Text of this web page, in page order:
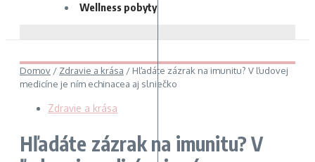
Wellness pobyty
Domov / Zdravie a krása / Hľadáte zázrak na imunitu? V ľudovej
medicíne je ním echinacea aj slniečko
Zdravie a krása
Hľadáte zázrak na imunitu? V